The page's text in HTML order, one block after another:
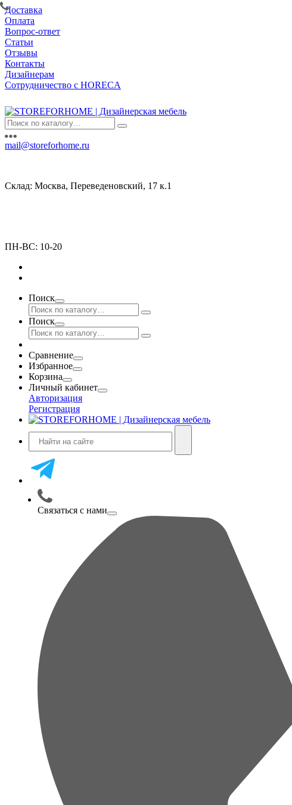
Доставка
Оплата
Вопрос-ответ
Статьи
Отзывы
Контакты
Дизайнерам
Сотрудничество с HORECA
mail@storeforhome.ru
Склад: Москва, Переведеновский, 17 к.1
ПН-ВС: 10-20
Поиск
Поиск
Сравнение
Избранное
Корзина
Личный кабинет
Авторизация
Регистрация
Связаться с нами